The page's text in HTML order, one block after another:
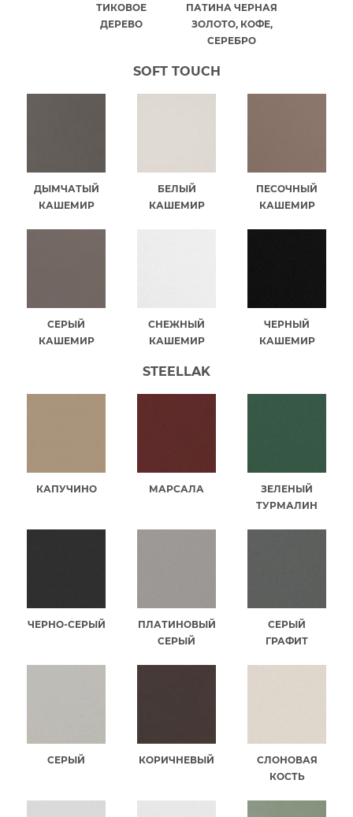
ТИКОВОЕ
ДЕРЕВО
ПАТИНА ЧЕРНАЯ
ЗОЛОТО, КОФЕ,
СЕРЕБРО
SOFT TOUCH
ДЫМЧАТЫЙ
КАШЕМИР
БЕЛЫЙ
КАШЕМИР
ПЕСОЧНЫЙ
КАШЕМИР
СЕРЫЙ
КАШЕМИР
СНЕЖНЫЙ
КАШЕМИР
ЧЕРНЫЙ
КАШЕМИР
STEELLAK
КАПУЧИНО МАРСАЛА
ЗЕЛЕНЫЙ
ТУРМАЛИН
ЧЕРНО-СЕРЫЙ
ПЛАТИНОВЫЙ
СЕРЫЙ
СЕРЫЙ
ГРАФИТ
СЕРЫЙ КОРИЧНЕВЫЙ
СЛОНОВАЯ
КОСТЬ